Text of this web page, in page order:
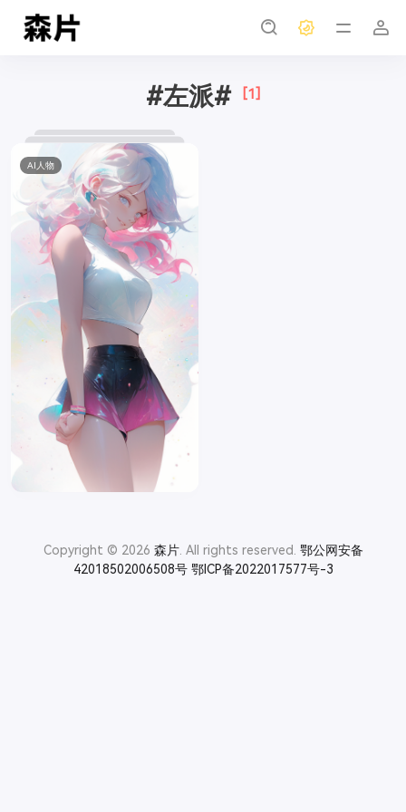
#左派# [1]
AI人物
Copyright © 2026 森片. All rights reserved. 鄂公网安备
42018502006508号 鄂ICP备2022017577号-3